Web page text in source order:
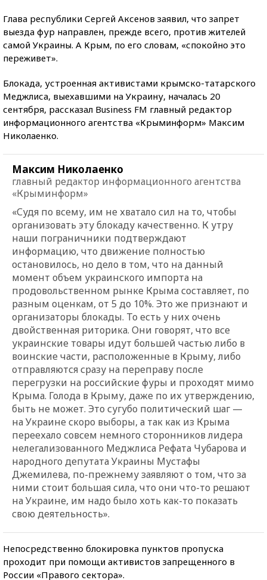
Глава республики Сергей Аксенов заявил, что запрет
выезда фур направлен, прежде всего, против жителей
самой Украины. А Крым, по его словам, «спокойно это
переживет».
Блокада, устроенная активистами крымско-татарского
Меджлиса, выехавшими на Украину, началась 20
сентября, рассказал Business FM главный редактор
информационного агентства «Крыминформ» Максим
Николаенко.
Максим Николаенко
главный редактор информационного агентства
«Крыминформ»
«Судя по всему, им не хватало сил на то, чтобы
организовать эту блокаду качественно. К утру
наши пограничники подтверждают
информацию, что движение полностью
остановилось, но дело в том, что на данный
момент объем украинского импорта на
продовольственном рынке Крыма составляет, по
разным оценкам, от 5 до 10%. Это же признают и
организаторы блокады. То есть у них очень
двойственная риторика. Они говорят, что все
украинские товары идут большей частью либо в
воинские части, расположенные в Крыму, либо
отправляются сразу на переправу после
перегрузки на российские фуры и проходят мимо
Крыма. Голода в Крыму, даже по их утверждению,
быть не может. Это сугубо политический шаг —
на Украине скоро выборы, а так как из Крыма
переехало совсем немного сторонников лидера
нелегализованного Меджлиса Рефата Чубарова и
народного депутата Украины Мустафы
Джемилева, по-прежнему заявляют о том, что за
ними стоит большая сила, что они что-то решают
на Украине, им надо было хоть как-то показать
свою деятельность».
Непосредственно блокировка пунктов пропуска
проходит при помощи активистов запрещенного в
России «Правого сектора».